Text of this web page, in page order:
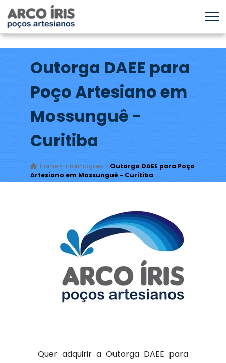
Outorga DAEE para
Poço Artesiano em
Mossunguê -
Curitiba
Home» Informações » Outorga DAEE para Poço
Artesiano em Mossunguê - Curitiba
Quer adquirir a Outorga DAEE para